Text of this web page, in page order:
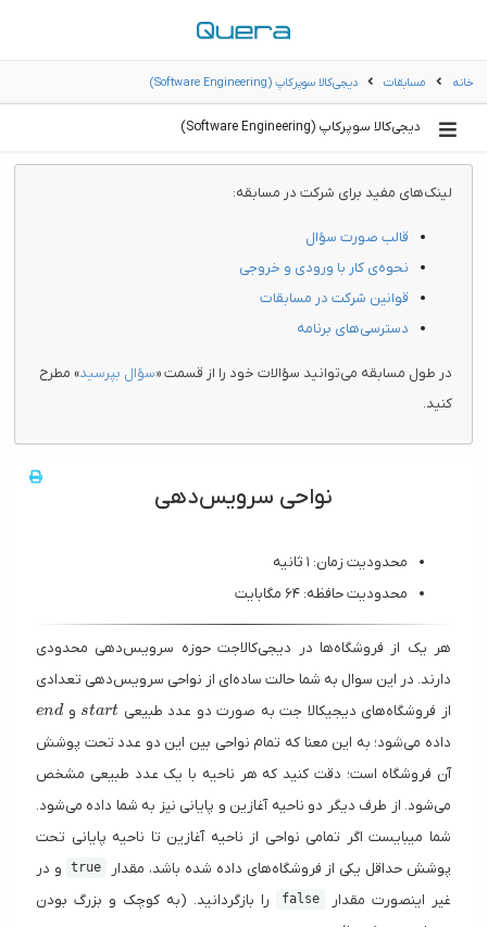
خانه مسابقات دیجی‌کالا سوپرکاپ (Software Engineering)
دیجی‌کالا سوپرکاپ (Software Engineering)
لینک‌های مفید برای شرکت در مسابقه:
قالب صورت سؤال
نحوه‌ی کار با ورودی و خروجی
قوانین شرکت در مسابقات
دسترسی‌های برنامه
در طول مسابقه می‌توانید سؤالات خود را از قسمت «سؤال بپرسید» مطرح
کنید.
نواحی سرویس‌دهی
محدودیت زمان: ۱ ثانیه
محدودیت حافظه: ۶۴ مگابایت
هر یک از فروشگاه‌ها در دیجی‌کالاجت حوزه سرویس‌دهی محدودی
دارند. در این سوال به شما حالت ساده‌ای از نواحی سرویس‌دهی تعدادی
از فروشگاه‌های دیجیکالا جت به صورت دو عدد طبیعی
start
start و
end
end
داده می‌شود؛ به این معنا که تمام نواحی بین این دو عدد تحت پوشش
آن فروشگاه است؛ دقت کنید که هر ناحیه با یک عدد طبیعی مشخص
می‌شود. از طرف دیگر دو ناحیه آغازین و پایانی نیز به شما داده می‌شود.
شما میبایست اگر تمامی نواحی از ناحیه آغازین تا ناحیه پایانی تحت
پوشش حداقل یکی از فروشگاه‌های داده شده باشد، مقدار
true
و در
غیر اینصورت مقدار
false
را بازگردانید. (به کوچک و بزرگ بودن